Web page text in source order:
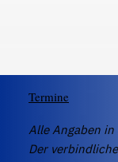
Termine
Alle Angaben
Der